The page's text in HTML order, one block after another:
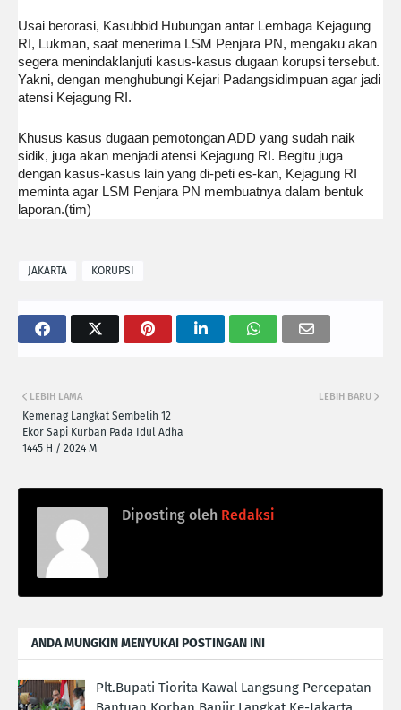
Usai berorasi, Kasubbid Hubungan antar Lembaga Kejagung
RI, Lukman, saat menerima LSM Penjara PN, mengaku akan
segera menindaklanjuti kasus-kasus dugaan korupsi tersebut.
Yakni, dengan menghubungi Kejari Padangsidimpuan agar jadi
atensi Kejagung RI.
Khusus kasus dugaan pemotongan ADD yang sudah naik
sidik, juga akan menjadi atensi Kejagung RI. Begitu juga
dengan kasus-kasus lain yang di-peti es-kan, Kejagung RI
meminta agar LSM Penjara PN membuatnya dalam bentuk
laporan.(tim)
JAKARTA KORUPSI
LEBIH BARU
LEBIH LAMA
Kemenag Langkat Sembelih 12
Ekor Sapi Kurban Pada Idul Adha
1445 H / 2024 M
Diposting oleh Redaksi
ANDA MUNGKIN MENYUKAI POSTINGAN INI
Plt.Bupati Tiorita Kawal Langsung Percepatan